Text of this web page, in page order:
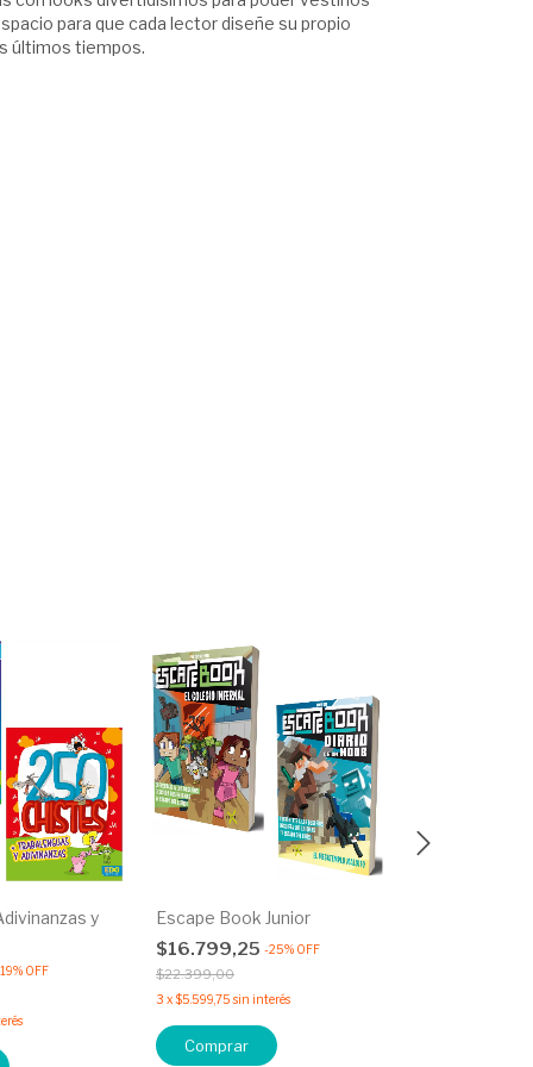
para que cada lector diseñe su propio
últimos tiempos.
y
19% OFF
Escape Book Junior
$16.799,25 -25% OFF
$22.399,00
3 x$5.599,75 sin interés
Comprar